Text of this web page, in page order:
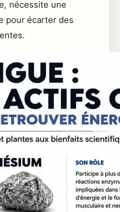
nécessite une
pour écarter des